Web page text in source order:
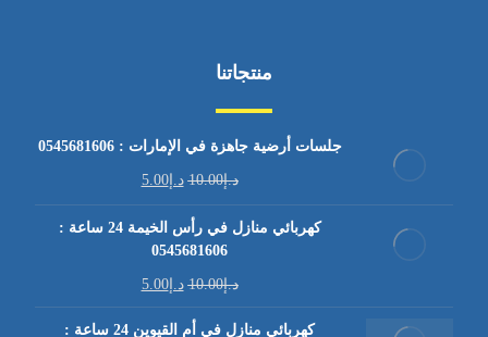
منتجاتنا
جلسات أرضية جاهزة في الإمارات : 0545681606
د.إ10.00 د.إ5.00
كهربائي منازل في رأس الخيمة 24 ساعة :
0545681606
د.إ10.00 د.إ5.00
كهربائي منازل في أم القيوين 24 ساعة :